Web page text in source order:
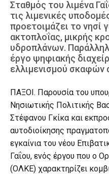
Σταθμός του λιμένα
τις λιμενικές
προετοιμάζει το νησί
ακτοπλοΐας, μικρής
υδροπλάνων.
έργο ψηφιακής
ελλιμενισμού σκαφών
ΠΑΞΟΙ. Παρουσία του
Νησιωτικής Πολιτικής
Στέφανου Γκίκα και
αυτοδιοίκησης
εγκαίνια του νέου
Γαΐου, ενός έργου που ο
(ΟΛΚΕ) χαρακτηρίζει